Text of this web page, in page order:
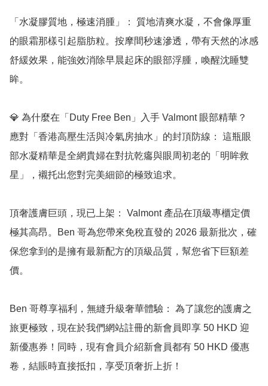
「水凝膠質地，極速消腫」： 質地清爽水凝，不會像厚重
的眼霜那樣引起脂肪粒。按摩間秒速滲透，帶有天然的冰感
舒緩效果，能強效消除早晨起床的眼部浮腫，喚醒沈睡雙
眸。
💎 為什麼在「Duty Free Ben」入手 Valmont 眼部精華？
應對「香港高壓生活與冷氣房抽水」的封頂防線： 這瓶眼
部水凝精華是全網貴婦在對抗乾癟與眼周初老的「明眸救
星」，襯托出您對完美細節的極致追求。
頂奢護膚巨頭，現已上架： Valmont 產品在頂級專櫃定價
極其高昂。Ben 哥為您帶來免稅直發的 2026 最新批次，確
保您拿到的是擁有最新配方的頂級品質，幫您省下巨額差
價。
Ben 哥尊享福利，無縫升級奢華體驗： 為了讓您的護膚之
旅更極致，現在於我們網站註冊的新會員即享 50 HKD 迎
新優惠券！同時，現有會員介紹新會員都有 50 HKD 優惠
卷，結賬時直接抵扣，享受頂奢折上折！